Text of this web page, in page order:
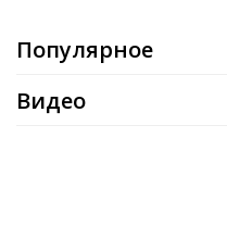
Популярное
Видео